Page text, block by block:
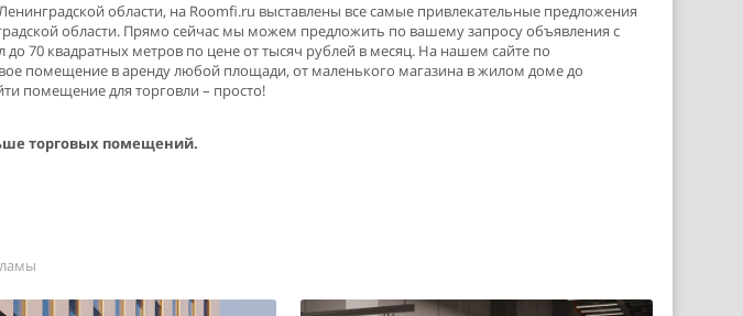
области, на Roomfi.ru выставлены все самые привлекательные предложения
области. Прямо сейчас мы можем предложить по вашему запросу объявления с
70 квадратных метров по цене от тысяч рублей в месяц. На нашем сайте по
помещение в аренду любой площади, от маленького магазина в жилом доме до
помещение для торговли – просто!
торговых помещений.